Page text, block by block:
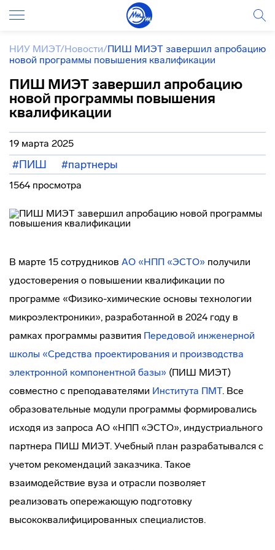
НИУ МИЭТ/Новости/ПИШ МИЭТ завершил апробацию
новой программы повышения квалификации
ПИШ МИЭТ завершил апробацию
новой программы повышения
квалификации
19 марта 2025
#ПИШ #партнеры
1564 просмотра
В марте 15 сотрудников АО «НПП «ЭСТО» получили
удостоверения о повышении квалификации по
программе «Физико-химические основы технологии
микроэлектроники», разработанной в 2024 году в
рамках программы развития Передовой инженерной
школы «Средства проектирования и производства
электронной компонентной базы» (ПИШ МИЭТ)
совместно с преподавателями Института ПМТ. Все
образовательные модули программы формировались
исходя из запроса АО «НПП «ЭСТО», индустриального
партнера ПИШ МИЭТ. Учебный план разрабатывался с
учетом рекомендаций заказчика. Такое
взаимодействие вуза и отрасли позволяет
реализовать опережающую подготовку
высококвалифицированных специалистов.